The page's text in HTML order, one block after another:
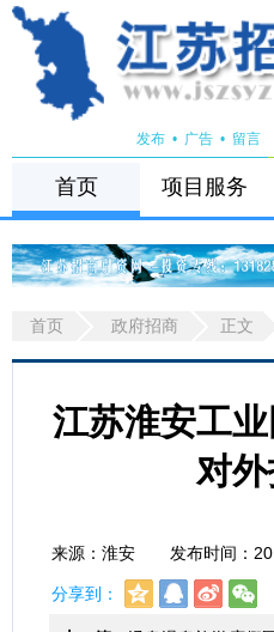
发布 • 广告 • 留言
首页 项目服务
首页 政府招商 正文
江苏淮安工
对
来源：淮安 发布时间：
分享到：